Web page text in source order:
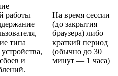
работы
типа
и
На время сессии
(до закрытия
браузера) либо
краткий период
(обычно до 30
минут — 1 часа)